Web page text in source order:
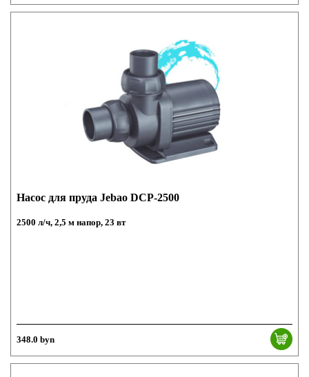
Насос для пруда Jebao DCP-2500
2500 л/ч, 2,5 м напор, 23 вт
348.0 byn